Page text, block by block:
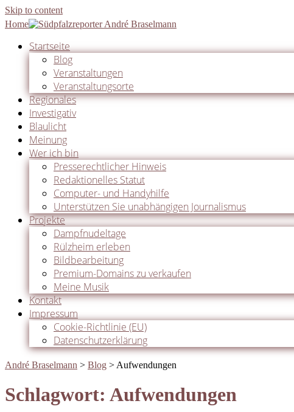
Skip to content
Home
Startseite
Blog
Veranstaltungen
Veranstaltungsorte
Regionales
Investigativ
Blaulicht
Meinung
Wer ich bin
Presserechtlicher Hinweis
Redaktionelles Statut
Computer- und Handyhilfe
Unterstützen Sie unabhängigen Journalismus
Projekte
Dampfnudeltage
Rülzheim erleben
Bildbearbeitung
Premium-Domains zu verkaufen
Meine Musik
Kontakt
Impressum
Cookie-Richtlinie (EU)
Datenschutzerklärung
André Braselmann > Blog > Aufwendungen
Schlagwort: Aufwendungen